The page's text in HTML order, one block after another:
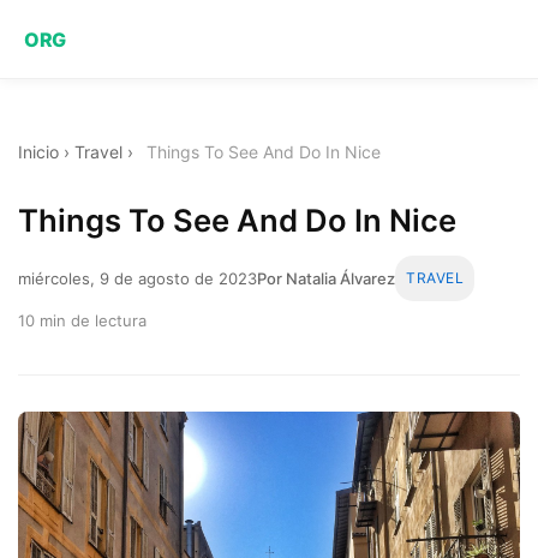
ORG
Inicio › Travel › Things To See And Do In Nice
Things To See And Do In Nice
miércoles, 9 de agosto de 2023Por Natalia Álvarez TRAVEL
10 min de lectura